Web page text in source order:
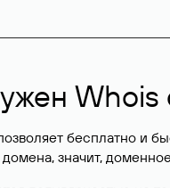
Whois
бесплатно и
домена, значит,